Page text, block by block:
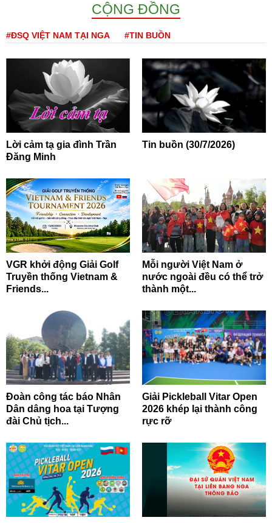
CỘNG ĐỒNG
#ĐSQ VIỆT NAM TẠI NGA #TIN BUỒN
Lời cảm tạ gia đình Trần
Đăng Minh
Tin buồn (30/7/2026)
VGR khởi động Giải Golf
Truyền thống Vietnam &
Friends...
Mỗi người Việt Nam ở
nước ngoài đều có thể trở
thành một...
Đoàn công tác báo Nhân
Dân dâng hoa tại Tượng
đài Chủ tịch...
Giải Pickleball Vitar Open
2026 khép lại thành công
rực rỡ